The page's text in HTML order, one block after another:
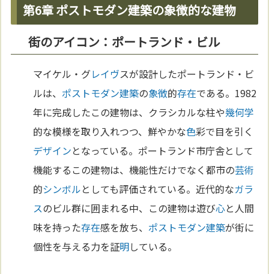
第6章 ポストモダン建築の象徴的な建物
街のアイコン：ポートランド・ビル
マイケル・グレイヴスが設計したポートランド・ビ
ルは、 ポストモダン建築の象徴的存在である。1982
年に完成したこの建物は、クラシカルな柱や幾何学
的な模様を取り入れつつ、鮮やかな色彩で目を引く
デザインとなっている。ポートランド市庁舎として
機能するこの建物は、機能性だけでなく都市の芸術
的シンボルとしても評価されている。近代的なガラ
スのビル群に囲まれる中、この建物は遊び心と人間
味を持った存在感を放ち、 ポストモダン建築が街に
個性を与える力を証明している。